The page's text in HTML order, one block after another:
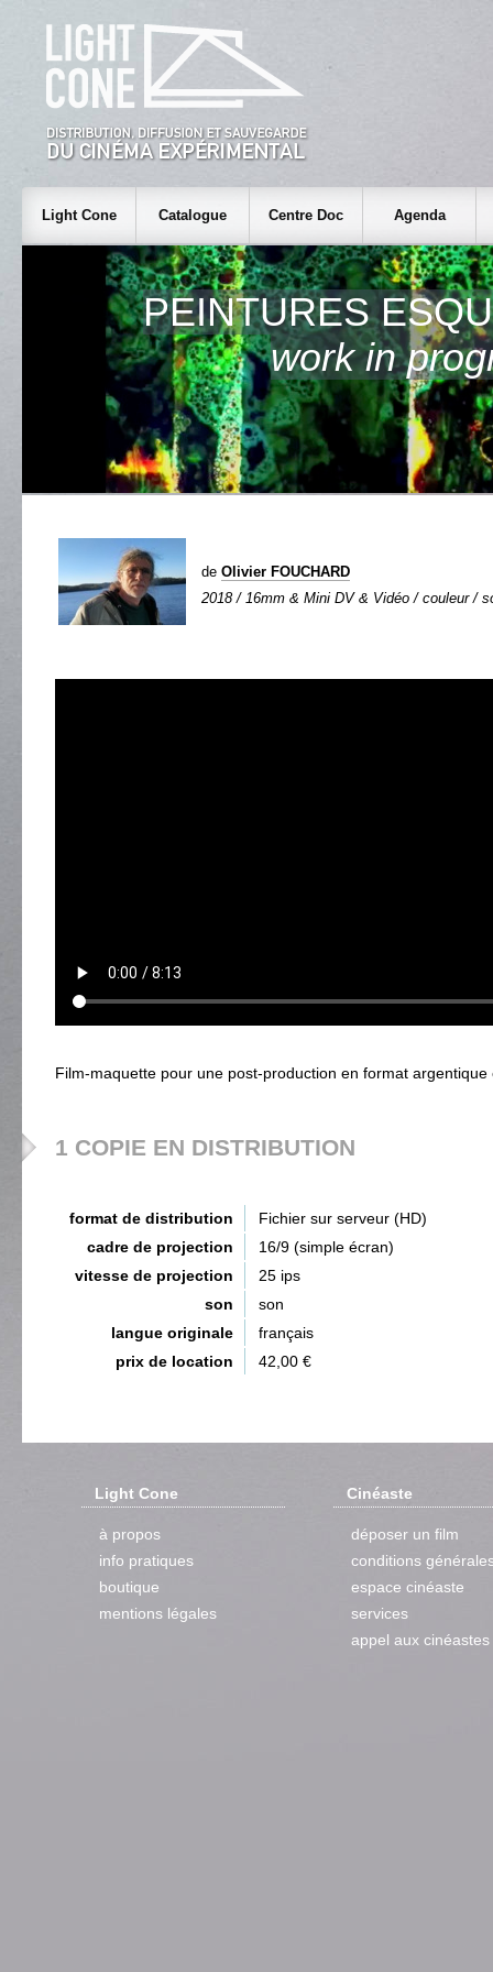
Light Cone Catalogue Centre Doc Agenda
PEINTURES
work in
de Olivier FOUCHARD
2018 / 16mm & Mini DV & Vidéo / couleur /
Film-maquette pour une post-production en format argentique
1 COPIE EN DISTRIBUTION
format de distribution
Fichier sur serveur (HD)
cadre de projection
16/9 (simple écran)
vitesse de projection
25 ips
son
son
langue originale
français
prix de location
42,00 €
Light Cone
à propos
info pratiques
boutique
mentions légales
Cinéaste
déposer un film
conditions
espace cinéaste
services
appel aux cinéastes